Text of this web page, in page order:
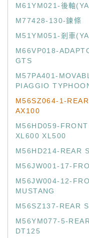
M61YM021-後軸
M77428-130-鍊條
M51YM051-剎車
M66VP018-
GTS
M57PA401-
PIAGGIO
M56SZ064-1-
AX100
M56HD059-
XL600 XL500
M56HD214-REAR
M56JW001-17-
M56JW004-12-
MUSTANG
M56SZ137-REAR
M56YM077-5-
DT125